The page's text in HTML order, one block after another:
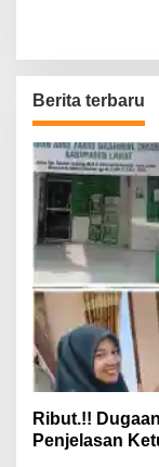
Berita terbaru
Ribut.!!
Penjelasan